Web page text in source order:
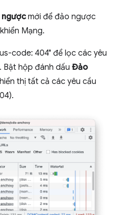
mới để đảo ngược
Mạng.
code: 404" để lọc các yêu
Bật hộp đánh dấu Đảo
thị tất cả các yêu cầu